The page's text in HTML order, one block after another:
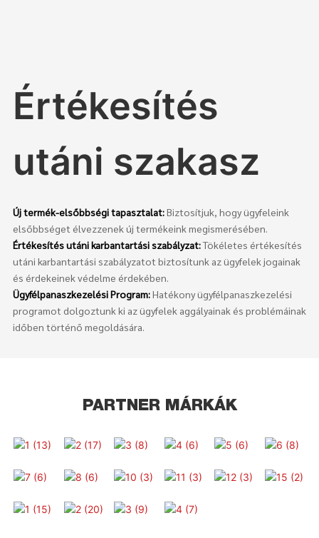
Értékesítés
utáni szakasz
Új termék-elsőbbségi tapasztalat:Biztosítjuk, hogy ügyfeleink
elsőbbséget élvezzenek új termékeink megismerésében.
Értékesítés utáni karbantartási szabályzat:Tökéletes értékesítés
utáni karbantartási szabályzatot biztosítunk az ügyfelek jogainak
és érdekeinek védelme érdekében.
Ügyfélpanaszkezelési Program:Hatékony ügyfélpanaszkezelési
programot dolgoztunk ki az ügyfelek aggályainak és problémáinak
időben történő megoldására.
PARTNER MÁRKÁK